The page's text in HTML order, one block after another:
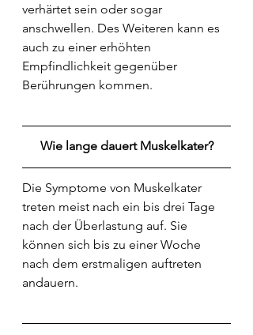
verhärtet sein oder sogar
anschwellen. Des Weiteren kann es
auch zu einer erhöhten
Empfindlichkeit gegenüber
Berührungen kommen.
Wie lange dauert Muskelkater?
Die Symptome von Muskelkater
treten meist nach ein bis drei Tage
nach der Überlastung auf. Sie
können sich bis zu einer Woche
nach dem erstmaligen auftreten
andauern.